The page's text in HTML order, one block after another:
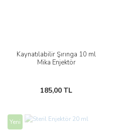
Kaynatılabilir Şırınga 10 ml
Mika Enjektör
185,00 TL
Yeni